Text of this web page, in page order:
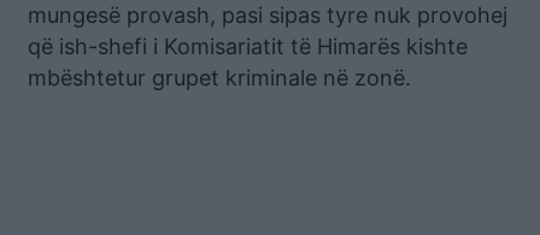
mungesë provash, pasi sipas tyre nuk provohej
që ish-shefi i Komisariatit të Himarës kishte
mbështetur grupet kriminale në zonë.